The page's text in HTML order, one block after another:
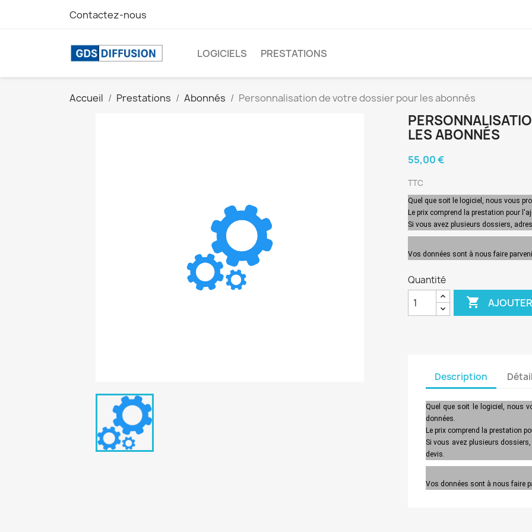
Contactez-nous
LOGICIELS PRESTATIONS
Accueil Prestations Abonnés Personnalisation de votre dossier pour les abonnés
LES ABONNÉS
55,00 €
TTC
Quel que soit le logiciel, nous vous
Le prix comprend la prestation pour
Si vous avez plusieurs dossiers,
Vos données sont à nous faire
Quantité

Description
Quel que soit le logiciel, nous
données.
Le prix comprend la prestation
Si vous avez plusieurs
devis.
Vos données sont à nous faire